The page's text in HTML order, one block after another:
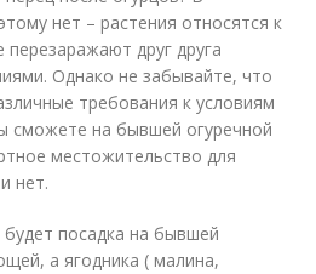
нет – растения относятся к
друг друга
Однако не забывайте, что
требования к условиям
сможете на бывшей огуречной
местожительство для
нет.
посадка на бывшей
а ягодника ( малина,